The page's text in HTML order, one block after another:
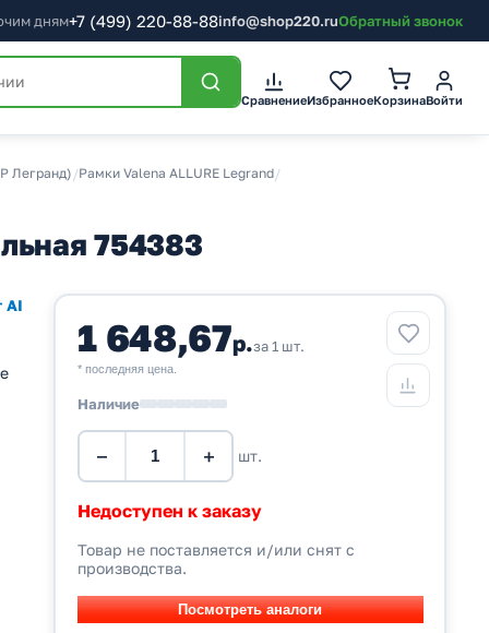
дням+7 (499) 220-88-88info@shop220.ruОбратный звонок
СравнениеИзбранноеКорзинаВойти
Легранд) /Рамки Valena ALLURE Legrand/
754383
AI
1 648,67р.за 1 шт.
* последняя цена.
Наличие
− + шт.
Недоступен к заказу
Товар не поставляется и/или снят с
производства.